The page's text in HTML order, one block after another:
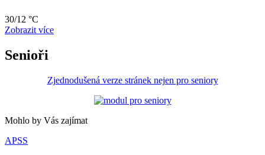
30/12 °C
Zobrazit více
Senioři
Zjednodušená verze stránek nejen pro seniory
Mohlo by Vás zajímat
APSS